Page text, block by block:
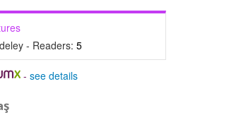
- Readers: 5
-see details